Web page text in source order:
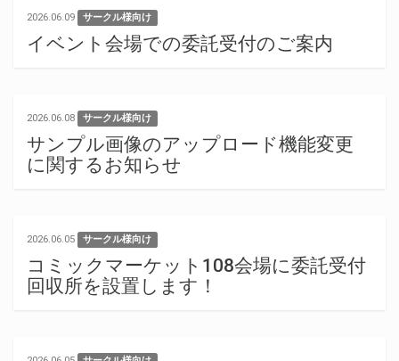
2026.06.09 サークル様向け
イベント会場での委託受付のご案内
2026.06.08 サークル様向け
サンプル画像のアップロード機能変更
に関するお知らせ
2026.06.05 サークル様向け
コミックマーケット108会場に委託受付
回収所を設置します！